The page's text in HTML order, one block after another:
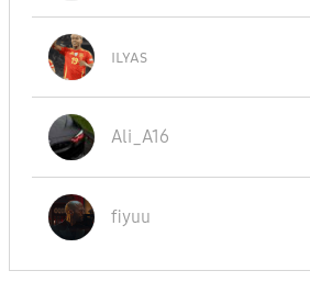
ɪʟʏᴀs
Ali_A16
fiyuu